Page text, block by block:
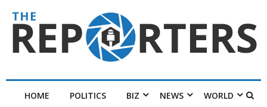
HOME POLITICS BIZ NEWS WORLD